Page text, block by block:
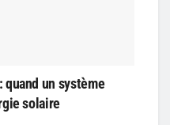
quand un système
solaire